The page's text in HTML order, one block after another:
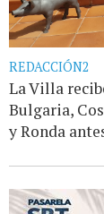
REDACCIÓN2
La Villa
Bulgaria,
y Ronda